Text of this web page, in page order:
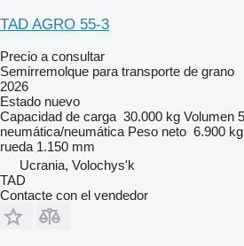
TAD AGRO 55-3
Precio a consultar
Semirremolque para transporte de grano
2026
Estado nuevo
Capacidad de carga 30.000 kg Volumen
neumática/neumática Peso neto 6.900 kg
rueda 1.150 mm
Ucrania, Volochys'k
TAD
Contacte con el vendedor